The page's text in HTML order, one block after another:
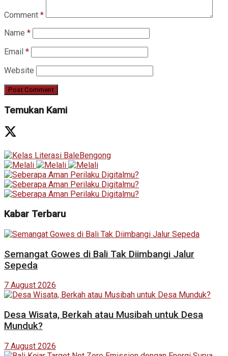
Comment *
Name *
Email *
Website
Temukan Kami
Kabar Terbaru
Semangat Gowes di Bali Tak Diimbangi Jalur
Sepeda
7 August 2026
Desa Wisata, Berkah atau Musibah untuk Desa
Munduk?
7 August 2026